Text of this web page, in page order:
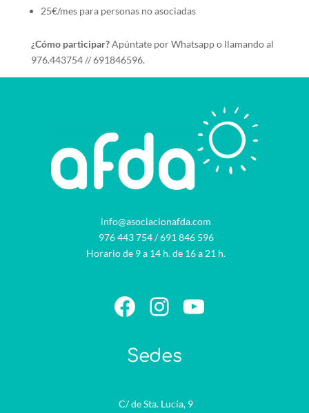
25€/mes para personas no asociadas
¿Cómo participar?Apúntate por Whatsapp o llamando al
976.443754 // 691846596.
info@asociacionafda.com
976 443 754/691 846 596
Horario de 9 a 14 h. de 16 a 21 h.
Facebook
Instagram
YouTube
Sedes
C/ de Sta. Lucía, 9